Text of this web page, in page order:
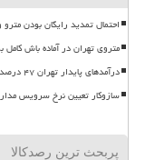
احتمال تمدید رایگان بودن
متروی تهران در آماده باش کامل
درآمدهای پایدار تهران ۴۷ درصد رشد کرد
سازوکار تعیین نرخ سرویس
پربحث ترین رصدکالا